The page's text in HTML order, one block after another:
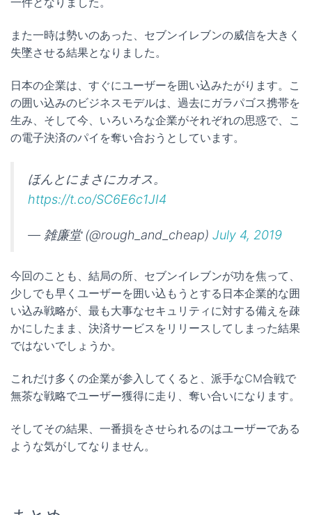
また一時は勢いのあった、セブンイレブンの威信を大きく
失墜させる結果となりました。
日本の企業は、すぐにユーザーを囲い込みたがります。こ
の囲い込みのビジネスモデルは、過去にガラパゴス携帯を
生み、そして今、いろいろな企業がそれぞれの思惑で、こ
の電子決済のパイを奪い合おうとしています。
ほんとにまさにカオス。
https://t.co/SC6E6c1JI4
— 雑廉堂 (@rough_and_cheap) July 4, 2019
今回のことも、結局の所、セブンイレブンが功を焦って、
少しでも早くユーザーを囲い込もうとする日本企業的な囲
い込み戦略が、最も大事なセキュリティに対する備えを疎
かにしたまま、決済サービスをリリースしてしまった結果
ではないでしょうか。
これだけ多くの企業が参入してくると、派手なCM合戦で
無茶な戦略でユーザー獲得に走り、奪い合いになります。
そしてその結果、一番損をさせられるのはユーザーである
ような気がしてなりません。